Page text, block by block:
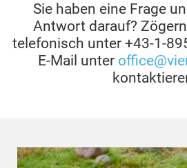
Sie haben eine Frage
Antwort darauf?
telefonisch unter +43-1-
E-Mail unter
Spenden
Patenschaft